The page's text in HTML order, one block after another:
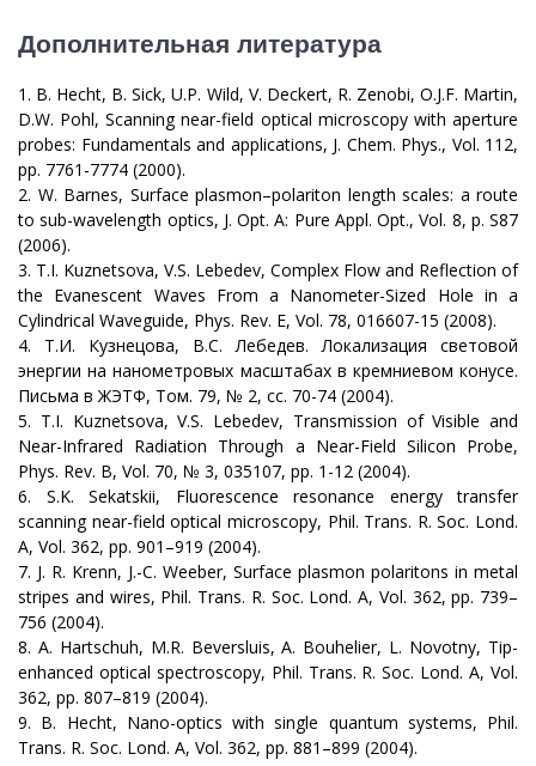
Дополнительная литература
1. B. Hecht, B. Sick, U.P. Wild, V. Deckert, R. Zenobi, O.J.F. Martin,
D.W. Pohl, Scanning near-field optical microscopy with aperture
probes: Fundamentals and applications, J. Chem. Phys., Vol. 112,
pp. 7761-7774 (2000).
2. W. Barnes, Surface plasmon–polariton length scales: a route
to sub-wavelength optics, J. Opt. A: Pure Appl. Opt., Vol. 8, p. S87
(2006).
3. T.I. Kuznetsova, V.S. Lebedev, Complex Flow and Reflection of
the Evanescent Waves From a Nanometer-Sized Hole in a
Cylindrical Waveguide, Phys. Rev. E, Vol. 78, 016607-15 (2008).
4. Т.И. Кузнецова, В.С. Лебедев. Локализация световой
энергии на нанометровых масштабах в кремниевом конусе.
Письма в ЖЭТФ, Том. 79, № 2, сс. 70-74 (2004).
5. T.I. Kuznetsova, V.S. Lebedev, Transmission of Visible and
Near-Infrared Radiation Through a Near-Field Silicon Probe,
Phys. Rev. B, Vol. 70, № 3, 035107, pp. 1-12 (2004).
6. S.K. Sekatskii, Fluorescence resonance energy transfer
scanning near-field optical microscopy, Phil. Trans. R. Soc. Lond.
A, Vol. 362, pp. 901–919 (2004).
7. J. R. Krenn, J.-C. Weeber, Surface plasmon polaritons in metal
stripes and wires, Phil. Trans. R. Soc. Lond. A, Vol. 362, pp. 739–
756 (2004).
8. A. Hartschuh, M.R. Beversluis, A. Bouhelier, L. Novotny, Tip-
enhanced optical spectroscopy, Phil. Trans. R. Soc. Lond. A, Vol.
362, pp. 807–819 (2004).
9. B. Hecht, Nano-optics with single quantum systems, Phil.
Trans. R. Soc. Lond. A, Vol. 362, pp. 881–899 (2004).